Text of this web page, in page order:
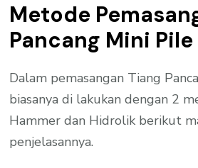
Metode
Pancang Mini Pile
Dalam pemasangan Tiang
biasanya di lakukan dengan 2
Hammer dan Hidrolik berikut
penjelasannya.